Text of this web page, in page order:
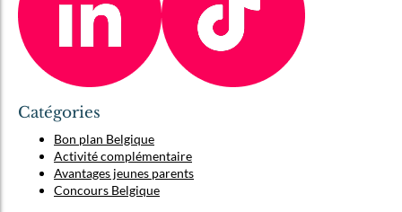
Catégories
Bon plan Belgique
Activité complémentaire
Avantages jeunes parents
Concours Belgique